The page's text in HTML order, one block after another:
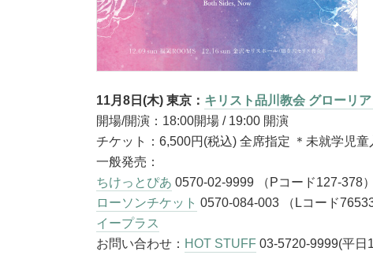
11月8日(木) 東京： キリスト品川教会 グローリ
開場/開演：18:00開場 / 19:00 開演
チケット：6,500円(税込) 全席指定 ＊未就学児童
一般発売：
ちけっとぴあ 0570-02-9999 （Pコード127-378）
ローソンチケット 0570-084-003 （Lコード76533
イープラス
お問い合わせ： HOT STUFF 03-5720-9999(平日